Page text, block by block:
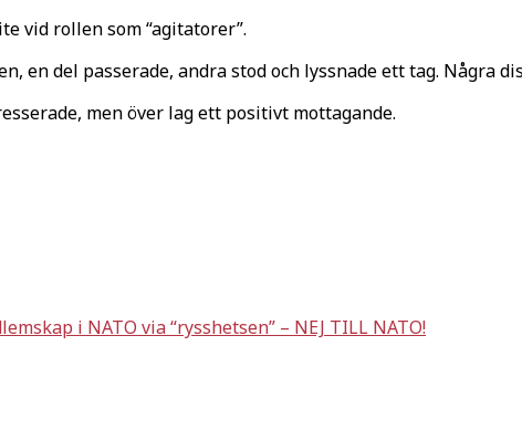
vid rollen som “agitatorer”.
en del passerade, andra stod och lyssnade ett tag. Några
men över lag ett positivt mottagande.
i NATO via “rysshetsen” – NEJ TILL NATO!